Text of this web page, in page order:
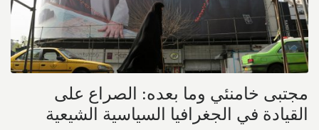
مجتبى خامنئي وما بعده: الصراع على
القيادة في الجغرافيا السياسية الشيعية